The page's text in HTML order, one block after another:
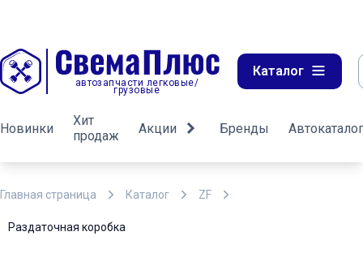
автозапчасти легковые/
грузовые
Каталог
Новинки
Хит
продаж
Акции Бренды Автокаталог
Главная страница Каталог ZF
Раздаточная коробка